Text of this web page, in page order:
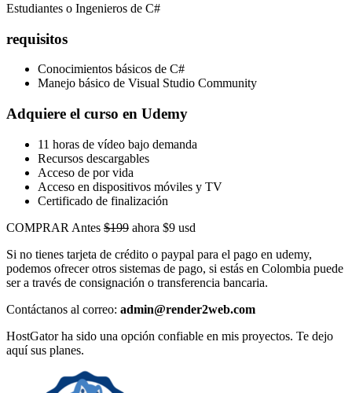
Estudiantes o Ingenieros de C#
requisitos
Conocimientos básicos de C#
Manejo básico de Visual Studio Community
Adquiere el curso en Udemy
11 horas de vídeo bajo demanda
Recursos descargables
Acceso de por vida
Acceso en dispositivos móviles y TV
Certificado de finalización
COMPRAR Antes $199 ahora $9 usd
Si no tienes tarjeta de crédito o paypal para el pago en udemy,
podemos ofrecer otros sistemas de pago, si estás en Colombia puede
ser a través de consignación o transferencia bancaria.
Contáctanos al correo: admin@render2web.com
HostGator ha sido una opción confiable en mis proyectos. Te dejo
aquí sus planes.